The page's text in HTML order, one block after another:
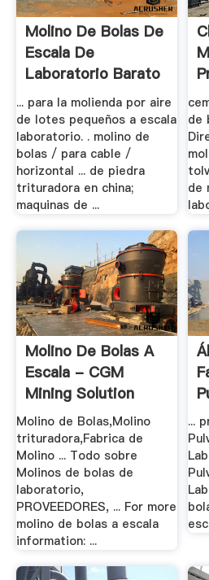
Molino De Bolas De
Escala De
Laboratorio Barato
- .
... para la molienda por aire
de lotes pequeños a escala
laboratorio. . molino de
bolas / para cable /
horizontal ... de piedra
trituradora en china;
maquinas de ...
de
de
Molino De Bolas A
Escala - CGM
Mining Solution
Molino de Bolas,Molino
trituradora,Fabrica de
Molino ... Todo sobre
Molinos de bolas de
laboratorio,
PROVEEDORES, ... For more
molino de bolas a escala
information: ...
...